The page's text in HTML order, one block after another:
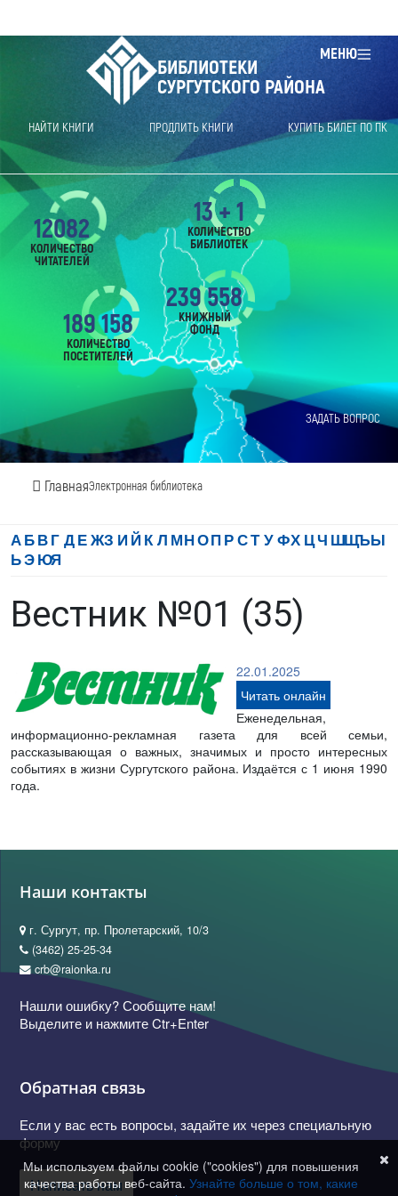
МЕНЮ
БИБЛИОТЕКИ
СУРГУТСКОГО РАЙОНА
НАЙТИ КНИГИ ПРОДЛИТЬ КНИГИ КУПИТЬ БИЛЕТ ПО ПК
ЗАДАТЬ ВОПРОС
ГлавнаяЭлектронная библиотека
12082
КОЛИЧЕСТВО
ЧИТАТЕЛЕЙ
189 158
КОЛИЧЕСТВО
ПОСЕТИТЕЛЕЙ
239 558
КНИЖНЫЙ
ФОНД
13 + 1
КОЛИЧЕСТВО
БИБЛИОТЕК
АБВГ ДЕЖЗ И Й К Л МНОП РСТ УФХ ЦЧ ШЩЪЫ
ЬЭЮЯ
Вестник №01 (35)
22.01.2025
Читать онлайн
Еженедельная,
информационно-рекламная газета для всей семьи,
рассказывающая о важных, значимых и просто интересных
событиях в жизни Сургутского района. Издаётся с 1 июня 1990
года.
Наши контакты
г. Сургут, пр. Пролетарский, 10/3
(3462) 25-25-34
crb@raionka.ru
Нашли ошибку? Сообщите нам!
Выделите и нажмите Ctr+Enter
Обратная связь
Если у вас есть вопросы, задайте их через специальную
форму
Написать нам
Мы используем файлы cookie ("cookies") для повышения
качества работы веб-сайта. Узнайте больше о том, какие